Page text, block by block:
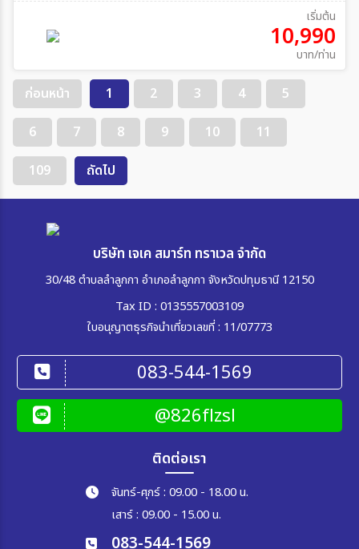
เริ่มต้น
10,990
บาท/ท่าน
ก่อนหน้า 1 2 3 4
5
6
7 8 9 10
11
109
ถัดไป
บริษัท เจเค สมาร์ท ทราเวล จำกัด
30/48 ตำบลลำลูกกา อำเภอลำลูกกา จังหวัดปทุมธานี 12150
Tax ID : 0135557003109
ใบอนุญาตธุรกิจนำเที่ยวเลขที่ : 11/07773
083-544-1569
@826flzsl
ติดต่อเรา
จันทร์-ศุกร์ : 09.00 - 18.00 น.
เสาร์ : 09.00 - 15.00 น.
083-544-1569